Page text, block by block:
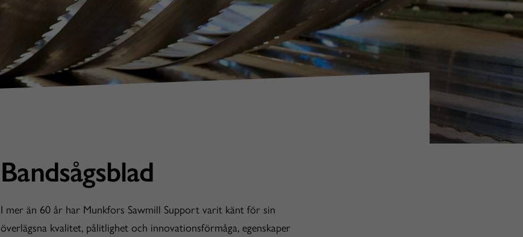
Bandsågsblad
I mer än 60 år har Munkfors Sawmill Support varit känt för sin
överlägsna kvalitet, pålitlighet och innovationsförmåga, egenskaper